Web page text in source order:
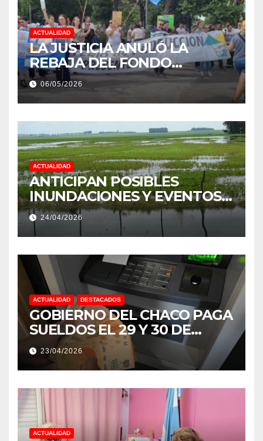
ACTUALIDAD
LA JUSTICIA ANULÓ LA
REBAJA DEL FONDO
ESTÍMULO A EMPLEADOS DE
PRODUCCIÓN DE LA
PROVINCIA DEL CHACO
06/05/2026
ACTUALIDAD
ANTICIPAN POSIBLES
INUNDACIONES Y EVENTOS
EXTREMOS: “PODRÍA SER UN
NIÑO MUY IMPORTANTE”
24/04/2026
ACTUALIDAD DESTACADOS
GOBIERNO DEL CHACO PAGA
SUELDOS EL 29 Y 30 DE
ABRIL, CON EL 2% DE
AUMENTO
23/04/2026
ACTUALIDAD